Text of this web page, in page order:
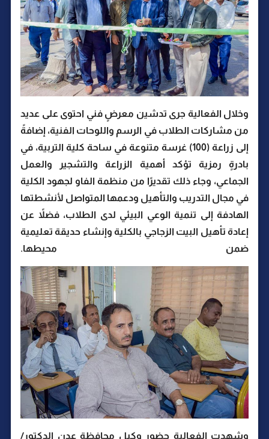
وخلال الفعالية جرى تدشين معرضٍ فني احتوى على عديد
من مشاركات الطلاب في الرسم واللوحات الفنية، إضافةً
إلى زراعة (100) غرسة متنوعة في ساحة كلية التربية، في
بادرةٍ رمزية تؤكد أهمية الزراعة والتشجير والعمل
الجماعي، وجاء ذلك تقديرًا من منظمة الفاو لجهود الكلية
في مجال التدريب والتأهيل ودعمها المتواصل لأنشطتها
الهادفة إلى تنمية الوعي البيئي لدى الطلاب، فضلاً عن
إعادة تأهيل البيت الزجاجي بالكلية وإنشاء حديقة تعليمية
ضمن محيطها.
وشهدت الفعالية حضور وكيل محافظة عدن الدكتور/